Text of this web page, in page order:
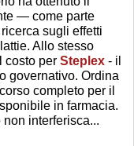
— come parte
sugli effetti
Allo stesso
costo per Steplex - il
governativo. Ordina
completo per il
in farmacia.
interferisca...